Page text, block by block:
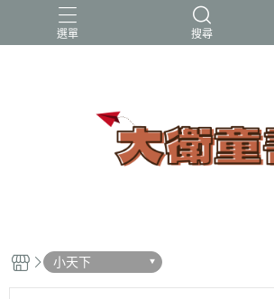
選單 搜尋
小牛頓科學讚 百科
小天下